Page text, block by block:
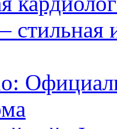
стильная